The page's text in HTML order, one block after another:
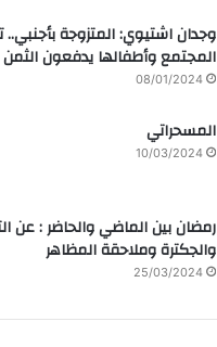
وجدان اشتيوي: المتزوجة
المجتمع وأطفالها يدفعون الثمن
08/01/2024
المسحراتي
10/03/2024
رمضان بين الماضي والحاضر : عن
والجكترة وملاحقة المظاهر
25/03/2024